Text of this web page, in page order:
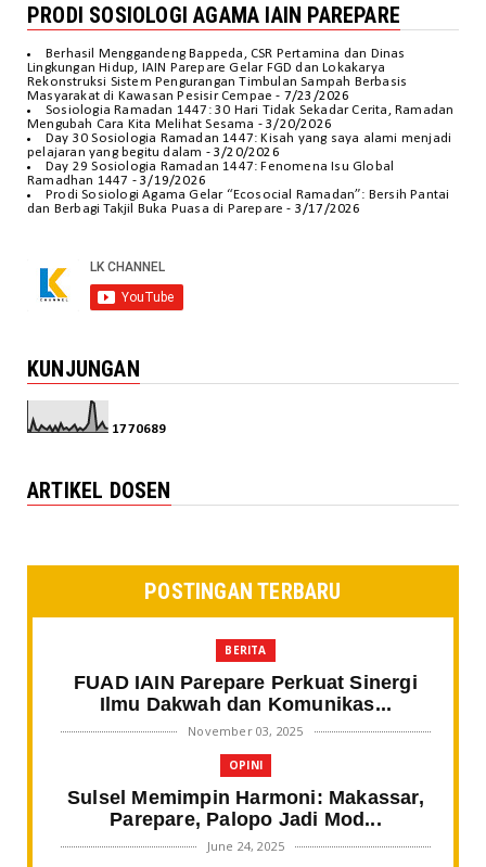
PRODI SOSIOLOGI AGAMA IAIN PAREPARE
Berhasil Menggandeng Bappeda, CSR Pertamina dan Dinas
Lingkungan Hidup, IAIN Parepare Gelar FGD dan Lokakarya
Rekonstruksi Sistem Pengurangan Timbulan Sampah Berbasis
Masyarakat di Kawasan Pesisir Cempae - 7/23/2026
Sosiologia Ramadan 1447: 30 Hari Tidak Sekadar Cerita, Ramadan
Mengubah Cara Kita Melihat Sesama - 3/20/2026
Day 30 Sosiologia Ramadan 1447: Kisah yang saya alami menjadi
pelajaran yang begitu dalam - 3/20/2026
Day 29 Sosiologia Ramadan 1447: Fenomena Isu Global
Ramadhan 1447 - 3/19/2026
Prodi Sosiologi Agama Gelar “Ecosocial Ramadan”: Bersih Pantai
dan Berbagi Takjil Buka Puasa di Parepare - 3/17/2026
KUNJUNGAN
1770689
ARTIKEL DOSEN
POSTINGAN TERBARU
BERITA
FUAD IAIN Parepare Perkuat Sinergi
Ilmu Dakwah dan Komunikas...
November 03, 2025
OPINI
Sulsel Memimpin Harmoni: Makassar,
Parepare, Palopo Jadi Mod...
June 24, 2025